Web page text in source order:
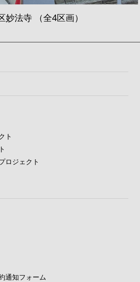
妙法寺 （全4区画）
ト
ロジェクト
通知フォーム